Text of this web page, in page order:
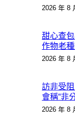
2026 年 8
甜心查
作物老
2026 年 8
訪非受
會稱“非
2026 年 8